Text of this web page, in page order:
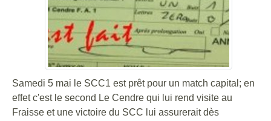
Samedi 5 mai le SCC1 est prêt pour un match capital; en
effet c'est le second Le Cendre qui lui rend visite au
Fraisse et une victoire du SCC lui assurerait dès